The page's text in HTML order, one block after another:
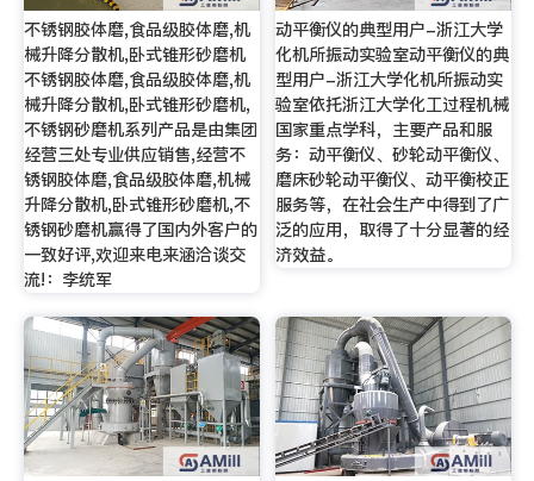
不锈钢胶体磨,食品级胶体磨,机
械升降分散机,卧式锥形砂磨机
不锈钢胶体磨,食品级胶体磨,机
械升降分散机,卧式锥形砂磨机,
不锈钢砂磨机系列产品是由集团
经营三处专业供应销售,经营不
锈钢胶体磨,食品级胶体磨,机械
升降分散机,卧式锥形砂磨机,不
锈钢砂磨机赢得了国内外客户的
一致好评,欢迎来电来涵洽谈交
流!：李统军
动平衡仪的典型用户-浙江大学
化机所振动实验室动平衡仪的典
型用户-浙江大学化机所振动实
验室依托浙江大学化工过程机械
国家重点学科，主要产品和服
务：动平衡仪、砂轮动平衡仪、
磨床砂轮动平衡仪、动平衡校正
服务等，在社会生产中得到了广
泛的应用，取得了十分显著的经
济效益。